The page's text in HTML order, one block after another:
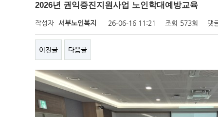
2026년 권익증진지원사업 노인학대예방교육
작성자 서부노인복지 26-06-16 11:21 조회 573회 댓
이전글 다음글